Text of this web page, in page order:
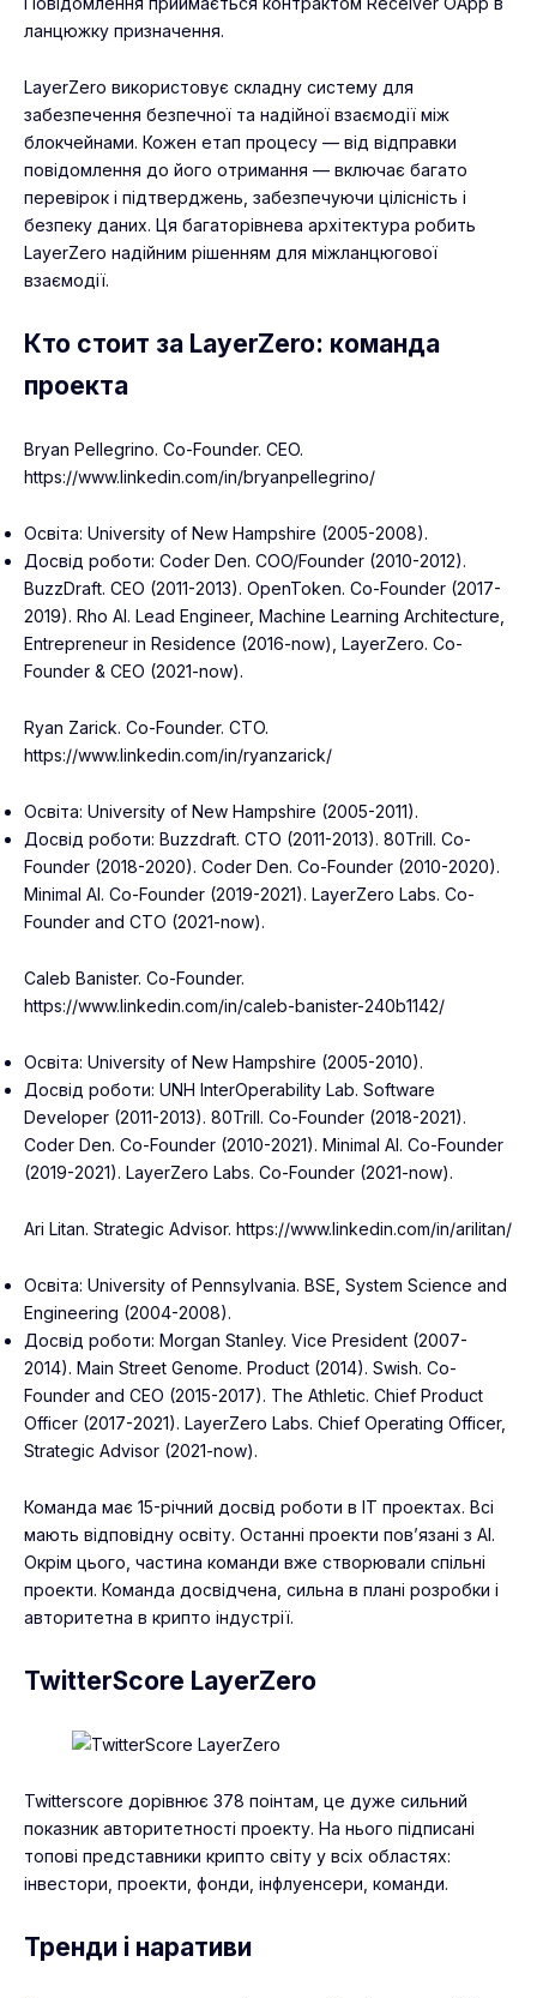
ланцюжку призначення.
LayerZero використовує складну систему для
забезпечення безпечної та надійної взаємодії між
блокчейнами. Кожен етап процесу — від відправки
повідомлення до його отримання — включає багато
перевірок і підтверджень, забезпечуючи цілісність і
безпеку даних. Ця багаторівнева архітектура робить
LayerZero надійним рішенням для міжланцюгової
взаємодії.
Кто стоит за LayerZero: команда
проекта
Bryan Pellegrino. Co-Founder. CEO.
https://www.linkedin.com/in/bryanpellegrino/
Освіта: University of New Hampshire (2005-2008).
Досвід роботи: Coder Den. COO/Founder (2010-2012).
BuzzDraft. CEO (2011-2013). OpenToken. Co-Founder (2017-
2019). Rho AI. Lead Engineer, Machine Learning Architecture,
Entrepreneur in Residence (2016-now), LayerZero. Co-
Founder & CEO (2021-now).
Ryan Zarick. Co-Founder. CTO.
https://www.linkedin.com/in/ryanzarick/
Освіта: University of New Hampshire (2005-2011).
Досвід роботи: Buzzdraft. CTO (2011-2013). 80Trill. Co-
Founder (2018-2020). Coder Den. Co-Founder (2010-2020).
Minimal AI. Co-Founder (2019-2021). LayerZero Labs. Co-
Founder and CTO (2021-now).
Caleb Banister. Co-Founder.
https://www.linkedin.com/in/caleb-banister-240b1142/
Освіта: University of New Hampshire (2005-2010).
Досвід роботи: UNH InterOperability Lab. Software
Developer (2011-2013). 80Trill. Co-Founder (2018-2021).
Coder Den. Co-Founder (2010-2021). Minimal AI. Co-Founder
(2019-2021). LayerZero Labs. Co-Founder (2021-now).
Ari Litan. Strategic Advisor. https://www.linkedin.com/in/arilitan/
Освіта: University of Pennsylvania. BSE, System Science and
Engineering (2004-2008).
Досвід роботи: Morgan Stanley. Vice President (2007-
2014). Main Street Genome. Product (2014). Swish. Co-
Founder and CEO (2015-2017). The Athletic. Chief Product
Officer (2017-2021). LayerZero Labs. Chief Operating Officer,
Strategic Advisor (2021-now).
Команда має 15-річний досвід роботи в ІТ проектах. Всі
мають відповідну освіту. Останні проекти пов’язані з AI.
Окрім цього, частина команди вже створювали спільні
проекти. Команда досвідчена, сильна в плані розробки і
авторитетна в крипто індустрії.
TwitterScore LayerZero
Twitterscore дорівнює 378 поінтам, це дуже сильний
показник авторитетності проекту. На нього підписані
топові представники крипто світу у всіх областях:
інвестори, проекти, фонди, інфлуенсери, команди.
Тренди і наративи